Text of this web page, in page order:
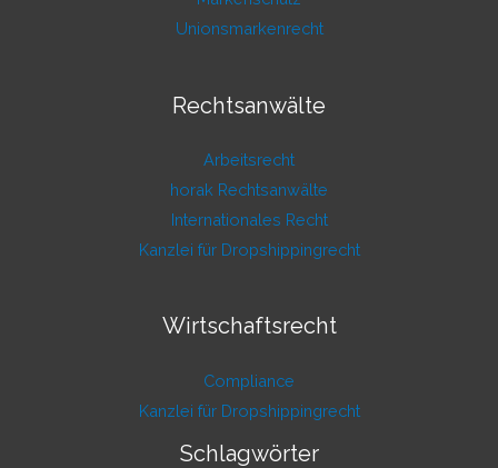
Unionsmarkenrecht
Rechtsanwälte
Arbeitsrecht
horak Rechtsanwälte
Internationales Recht
Kanzlei für Dropshippingrecht
Wirtschaftsrecht
Compliance
Kanzlei für Dropshippingrecht
Schlagwörter